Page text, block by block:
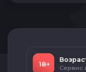
18+ Сервис